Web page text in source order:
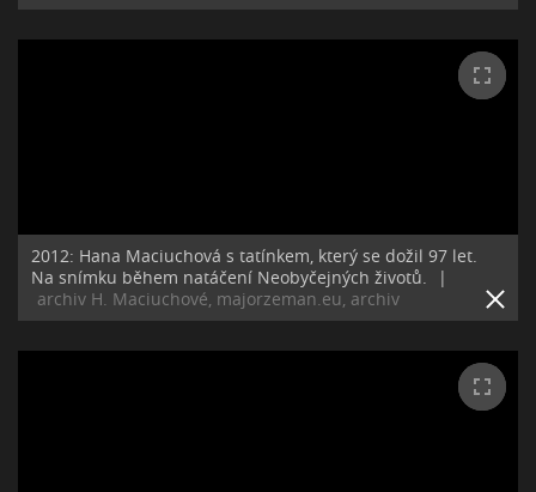
2012: Hana Maciuchová s tatínkem, který se dožil 97 let.
Na snímku během natáčení Neobyčejných životů.
|
archiv H. Maciuchové, majorzeman.eu, archiv